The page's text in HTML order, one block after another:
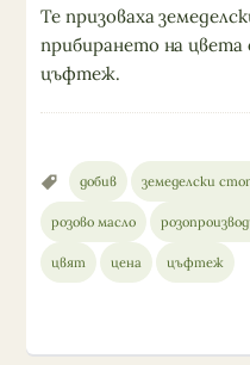
Те призоваха
прибирането на
цъфтеж.
добив земеделски
розово масло
цвят цена цъфтеж